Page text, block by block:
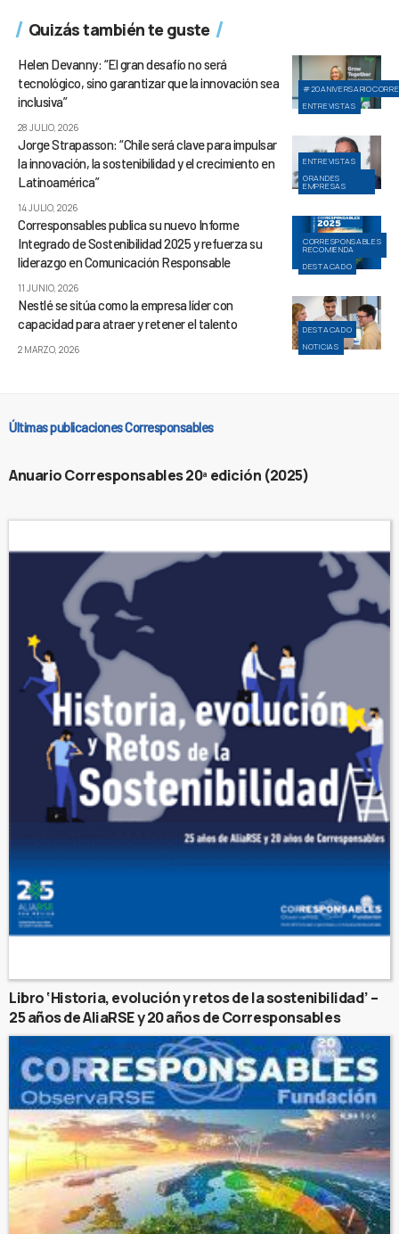
Quizás también te guste
ENTREVISTAS
Helen Devanny: “El gran desafío no será
tecnológico, sino garantizar que la innovación sea
inclusiva”
28 JULIO, 2026
ENTREVISTAS
GRANDES
EMPRESAS
Jorge Strapasson: “Chile será clave para impulsar
la innovación, la sostenibilidad y el crecimiento en
Latinoamérica”
14 JULIO, 2026
CORRESPONSABLES
RECOMIENDA
DESTACADO
Corresponsables publica su nuevo Informe
Integrado de Sostenibilidad 2025 y refuerza su
liderazgo en Comunicación Responsable
11 JUNIO, 2026
DESTACADO
NOTICIAS
Nestlé se sitúa como la empresa líder con
capacidad para atraer y retener el talento
2 MARZO, 2026
Últimas publicaciones Corresponsables
Anuario Corresponsables 20ª edición (2025)
Libro ‘Historia, evolución y retos de la sostenibilidad’ –
25 años de AliaRSE y 20 años de Corresponsables